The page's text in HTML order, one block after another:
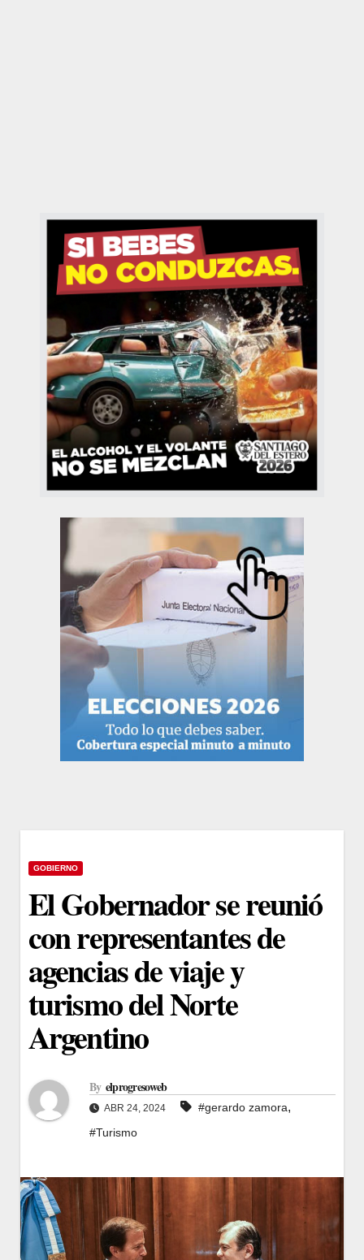
GOBIERNO
El Gobernador se reunió
con representantes de
agencias de viaje y
turismo del Norte
Argentino
By elprogresoweb
ABR 24, 2024 #gerardo zamora,
#Turismo